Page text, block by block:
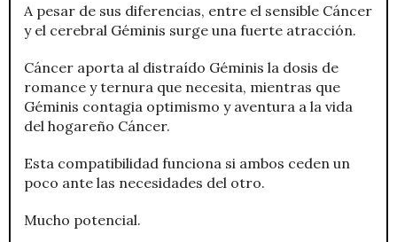
A pesar de sus diferencias, entre el sensible Cáncer
y el cerebral Géminis surge una fuerte atracción.
Cáncer aporta al distraído Géminis la dosis de
romance y ternura que necesita, mientras que
Géminis contagia optimismo y aventura a la vida
del hogareño Cáncer.
Esta compatibilidad funciona si ambos ceden un
poco ante las necesidades del otro.
Mucho potencial.